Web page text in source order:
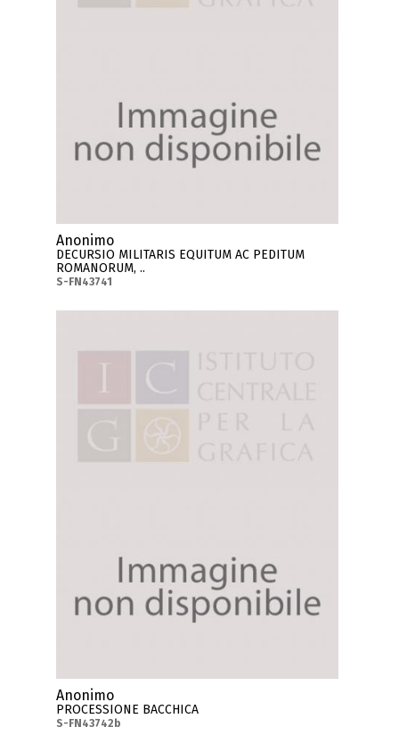
Anonimo
DECURSIO MILITARIS EQUITUM AC PEDITUM
ROMANORUM, ..
S-FN43741
Anonimo
PROCESSIONE BACCHICA
S-FN43742b